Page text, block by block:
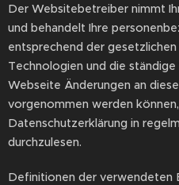
Der Websitebetreiber nimmt
und behandelt Ihre
entsprechend der
Technologien und die
Webseite Änderungen an
vorgenommen werden
Datenschutzerklärung in
durchzulesen.
Definitionen der verwendeten